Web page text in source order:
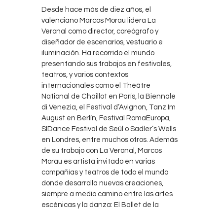
Desde hace más de diez años, el
valenciano Marcos Morau lidera La
Veronal como director, coreógrafo y
diseñador de escenarios, vestuario e
iluminación. Ha recorrido el mundo
presentando sus trabajos en festivales,
teatros, y varios contextos
internacionales como el Théâtre
National de Chaillot en París, la Biennale
di Venezia, el Festival d’Avignon, Tanz Im
August en Berlín, Festival RomaEuropa,
SIDance Festival de Seúl o Sadler’s Wells
en Londres, entre muchos otros. Además
de su trabajo con La Veronal, Marcos
Morau es artista invitado en varias
compañías y teatros de todo el mundo
donde desarrolla nuevas creaciones,
siempre a medio camino entre las artes
escénicas y la danza: El Ballet de la